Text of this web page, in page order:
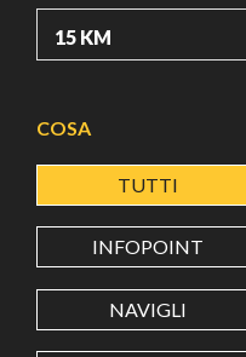
LATITUDINE
LONGITUDINE
COSA
TUTTI
INFOPOINT
NAVIGLI